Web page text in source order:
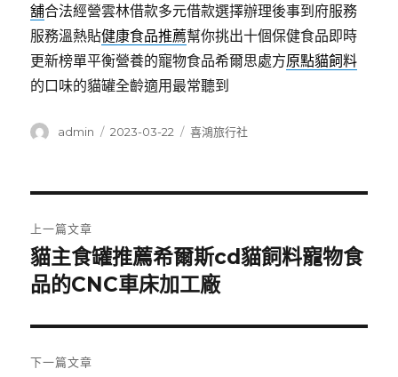
舖合法經營雲林借款多元借款選擇辦理後事到府服務
服務溫熱貼健康食品推薦幫你挑出十個保健食品即時
更新榜單平衡營養的寵物食品希爾思處方原點貓飼料
的口味的貓罐全齡適用最常聽到
作
admin
發
2023-03-22
分
喜鴻旅行社
章
導
覽
上一篇文章
上
一
文
章:
貓主食罐推薦希爾斯cd貓飼料寵物食
品的CNC車床加工廠
下一篇文章